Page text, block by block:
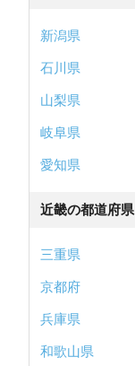
新潟県
石川県
山梨県
岐阜県
愛知県
近畿の都道府県
三重県
京都府
兵庫県
和歌山県